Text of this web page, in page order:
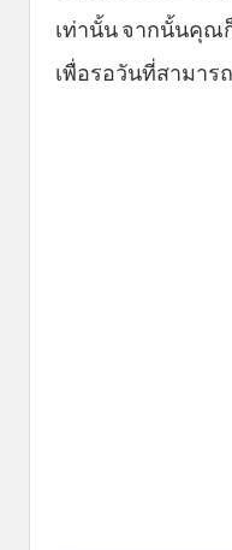
เท่านั้น จากนั้นคุณ
เพื่อรอวันที่สามาร